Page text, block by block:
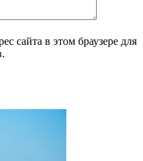
сайта в этом браузере для